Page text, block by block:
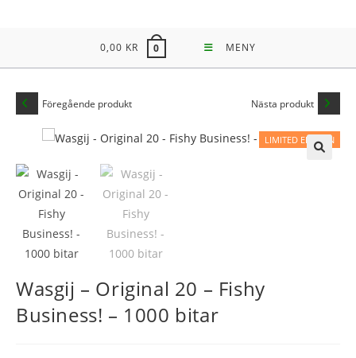
0,00 KR 0 MENY
Föregående produkt Nästa produkt
LIMITED EDITION
Wasgij – Original 20 – Fishy
Business! – 1000 bitar